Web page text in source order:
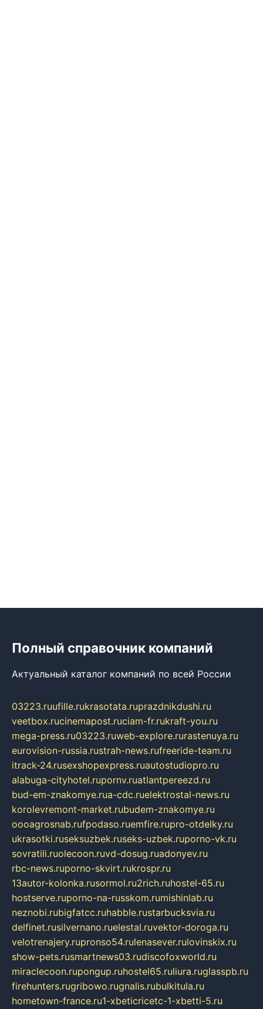
Полный справочник компаний
Актуальный каталог компаний по всей России
03223.ruufille.rukrasotata.ruprazdnikdushi.ru
veetbox.rucinemapost.ruciam-fr.rukraft-you.ru
mega-press.ru03223.ruweb-explore.rurastenuya.ru
eurovision-russia.rustrah-news.rufreeride-team.ru
itrack-24.rusexshopexpress.ruautostudiopro.ru
alabuga-cityhotel.rupornv.ruatlantpereezd.ru
bud-em-znakomye.rua-cdc.ruelektrostal-news.ru
korolevremont-market.rubudem-znakomye.ru
oooagrosnab.rufpodaso.ruemfire.rupro-otdelky.ru
ukrasotki.ruseksuzbek.ruseks-uzbek.ruporno-vk.ru
sovratili.ruolecoon.ruvd-dosug.ruadonyev.ru
rbc-news.ruporno-skvirt.rukrospr.ru
13autor-kolonka.rusormol.ru2rich.ruhostel-65.ru
hostserve.ruporno-na-russkom.rumishinlab.ru
neznobi.rubigfatcc.ruhabble.rustarbucksvia.ru
delfinet.rusilvernano.ruelestal.ruvektor-doroga.ru
velotrenajery.rupronso54.rulenasever.rulovinskix.ru
show-pets.rusmartnews03.rudiscofoxworld.ru
miraclecoon.rupongup.ruhostel65.ruliura.ruglasspb.ru
firehunters.rugribowo.rugnalis.rubulkitula.ru
hometown-france.ru1-xbeticricetc-1-xbetti-5.ru